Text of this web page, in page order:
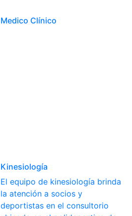
Medico Clínico
Kinesiología
El equipo de kinesiología brinda
la atención a socios y
deportistas en el consultorio